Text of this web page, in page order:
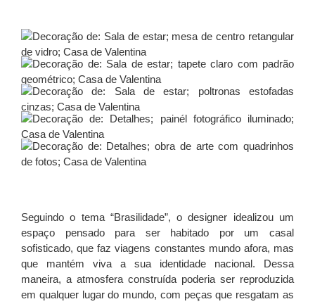
Seguindo o tema “Brasilidade”, o designer idealizou um
espaço pensado para ser habitado por um casal
sofisticado, que faz viagens constantes mundo afora, mas
que mantém viva a sua identidade nacional. Dessa
maneira, a atmosfera construída poderia ser reproduzida
em qualquer lugar do mundo, com peças que resgatam as